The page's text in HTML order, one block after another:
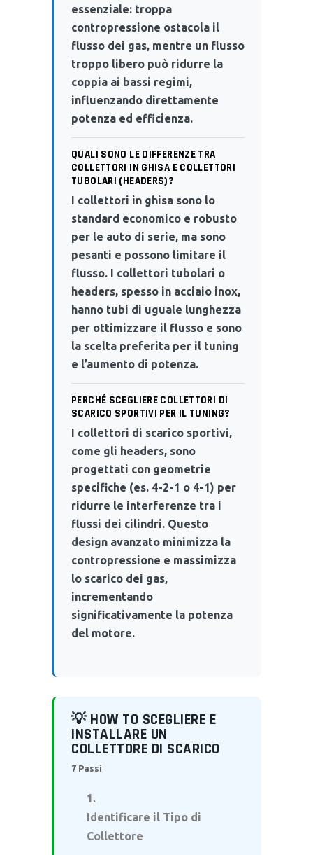
essenziale: troppa
contropressione ostacola il
flusso dei gas, mentre un flusso
troppo libero può ridurre la
coppia ai bassi regimi,
influenzando direttamente
potenza ed efficienza.
QUALI SONO LE DIFFERENZE TRA
COLLETTORI IN GHISA E COLLETTORI
TUBOLARI (HEADERS)?
I collettori in ghisa sono lo
standard economico e robusto
per le auto di serie, ma sono
pesanti e possono limitare il
flusso. I collettori tubolari o
headers, spesso in acciaio inox,
hanno tubi di uguale lunghezza
per ottimizzare il flusso e sono
la scelta preferita per il tuning
e l’aumento di potenza.
PERCHÉ SCEGLIERE COLLETTORI DI
SCARICO SPORTIVI PER IL TUNING?
I collettori di scarico sportivi,
come gli headers, sono
progettati con geometrie
specifiche (es. 4-2-1 o 4-1) per
ridurre le interferenze tra i
flussi dei cilindri. Questo
design avanzato minimizza la
contropressione e massimizza
lo scarico dei gas,
incrementando
significativamente la potenza
del motore.
💡 HOW TO SCEGLIERE E
INSTALLARE UN
COLLETTORE DI SCARICO
7 Passi
Identificare il Tipo di
Collettore